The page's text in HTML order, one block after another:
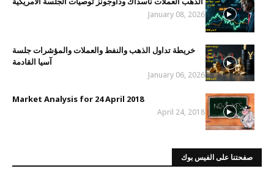
January 08, 2026
خريطة تداول الذهب والنفط والعملات والمؤشرات جلسة
آسيا القادمة
January 06, 2026
Market Analysis for 24 April 2018
April 24, 2018
صفحتنا على الفيس بوك